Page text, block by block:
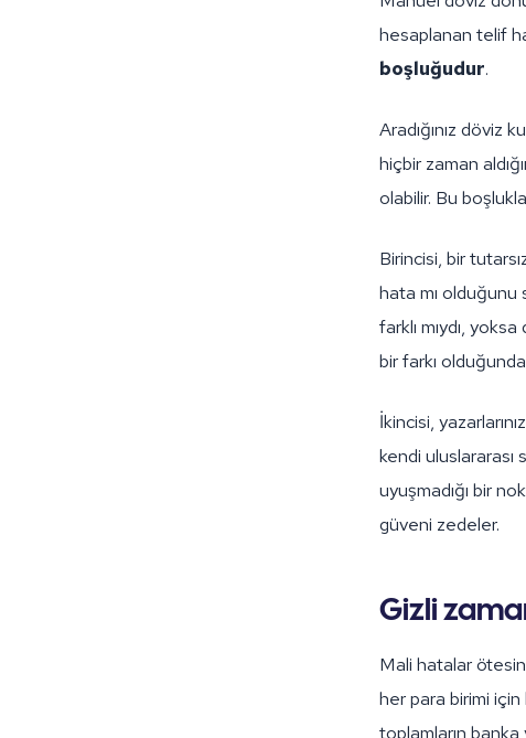
hesaplanan telif
boşluğudur.
Aradığınız döviz
hiçbir zaman
olabilir. Bu
Birincisi, bir
hata mı olduğunu
farklı mıydı,
bir farkı
İkincisi,
kendi uluslararası
uyuşmadığı bir
güveni zedeler.
Gizli
Mali hatalar
her para birimi için
toplamların banka